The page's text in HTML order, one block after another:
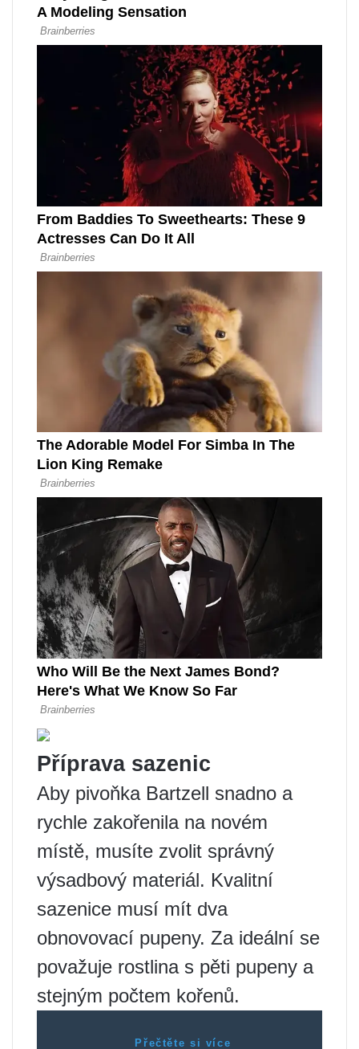
Příprava sazenic
Aby pivoňka Bartzell snadno a
rychle zakořenila na novém
místě, musíte zvolit správný
výsadbový materiál. Kvalitní
sazenice musí mít dva
obnovovací pupeny. Za ideální se
považuje rostlina s pěti pupeny a
stejným počtem kořenů.
Přečtěte si více